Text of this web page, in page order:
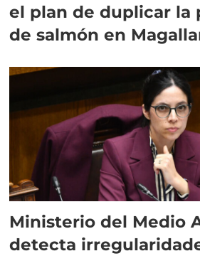
el plan de duplicar la
de salmón en
Ministerio del Medio
detecta